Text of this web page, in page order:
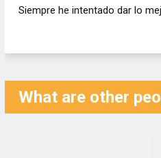
Siempre he intentado dar lo
What are other